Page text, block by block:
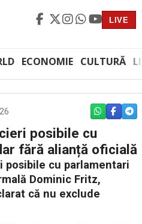
LIVE
ECONOMIE CULTURĂ
WHATSAPP
posibile cu
fără alianță oficială
posibile cu parlamentari
Dominic Fritz,
că nu exclude